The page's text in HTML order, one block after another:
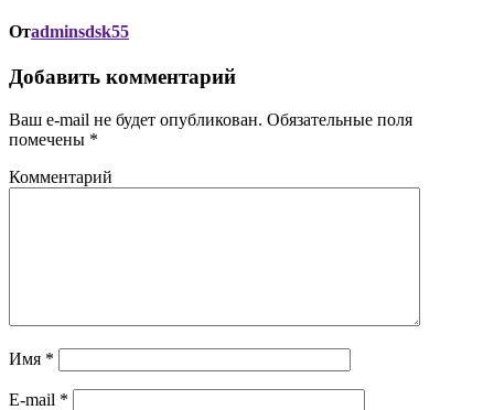
Отadminsdsk55
Добавить комментарий
Ваш e-mail не будет опубликован. Обязательные поля
помечены *
Комментарий
Имя *
E-mail *